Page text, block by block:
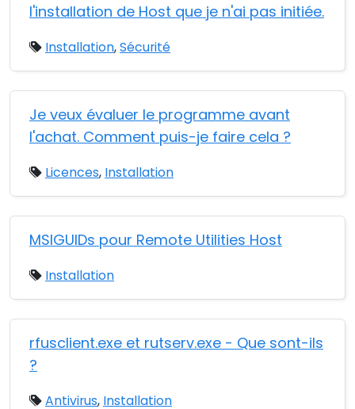
l'installation de Host que je n'ai pas initiée.
Installation,Sécurité
Je veux évaluer le programme avant
l'achat. Comment puis-je faire cela ?
Licences, Installation
MSIGUIDs pour Remote Utilities Host
Installation
rfusclient.exe et rutserv.exe - Que sont-ils
?
Antivirus, Installation